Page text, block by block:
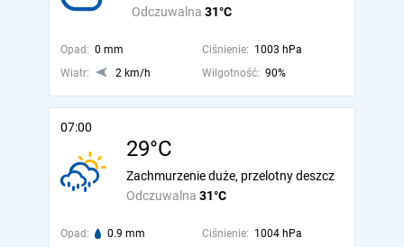
Odczuwalna 31°C
Opad: 0 mm Ciśnienie: 1003 hPa
Wiatr:
2 km/h Wilgotność: 90%
07:00
29°C
Odczuwalna 31°C
Zachmurzenie duże, przelotny deszcz
Opad: 0.9 mm Ciśnienie: 1004 hPa